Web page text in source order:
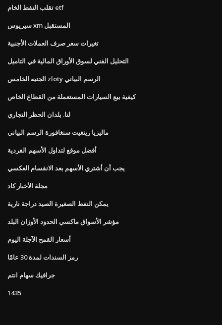
تقلب النفط الخام etf
سيريوس xm المستقبل
تغيرات سعر صرف العملات الأجنبية
التحليل الفني لسوق الأوراق المالية في التاميل
الجنيه الخامس zloty الرسم البياني
كيفية بيع السيارات المستعملة من القطاع الخاص
لنا. بلدان الحظر التجاري
ماليزيا رينغيت سنغافورة الرسم البياني
أفضل موقع لتداول الأسهم الفردية
يجب أن أشتري الأسهم بعد الانقسام العكسي
مجلة الأخبار كاد
يمكن النفط الصغيرة الصيد دراجة نارية
مؤشر الأسواق ماكسي الحدود الأوزان البلد
أسعار القمح الآجلة اليوم
رمز السندات لمدة 30 عامًا
جرافيك سهام انتم
1435